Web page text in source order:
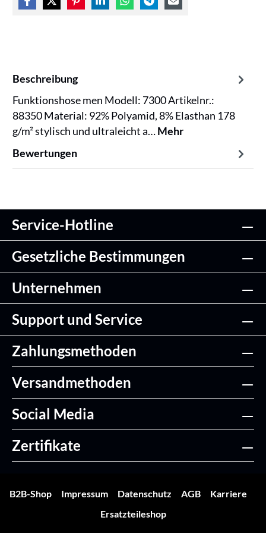
Beschreibung
Funktionshose men Modell: 7300 Artikelnr.:
88350 Material: 92% Polyamid, 8% Elasthan 178
g/m² stylisch und ultraleicht a…Mehr
Bewertungen
Service-Hotline
Gesetzliche Bestimmungen
Unternehmen
Support und Service
Zahlungsmethoden
Versandmethoden
Social Media
Zertifikate
B2B-Shop Impressum Datenschutz AGB
Karriere
Ersatzteileshop